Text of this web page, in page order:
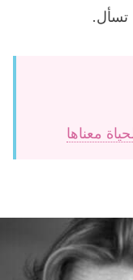
تسأل.
معناها